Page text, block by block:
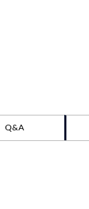
Q&A